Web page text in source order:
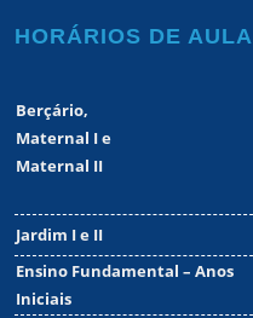
HORÁRIOS DE AULA
Berçário,
Maternal I e
Maternal II
Jardim I e II
Ensino Fundamental – Anos
Iniciais